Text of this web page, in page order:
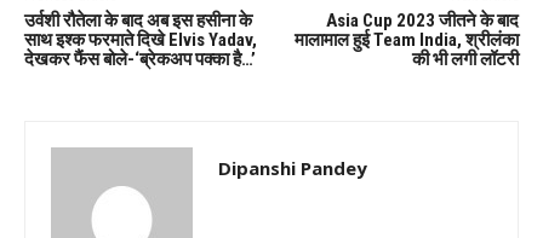
उर्वशी रौतेला के बाद अब इस हसीना के
साथ इश्क फरमाते दिखे‌ Elvis Yadav,
देखकर फैंस बोले-‘ब्रेकअप पक्का है…’
Asia Cup 2023 जीतने के बाद
मालामाल हुई Team India, श्रीलंका
की भी लगी लॉटरी
Dipanshi Pandey